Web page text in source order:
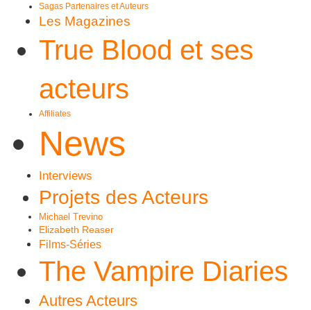
Sagas Partenaires et Auteurs
Les Magazines
True Blood et ses
acteurs
Affiliates
News
Interviews
Projets des Acteurs
Michael Trevino
Elizabeth Reaser
Films-Séries
The Vampire Diaries
Autres Acteurs